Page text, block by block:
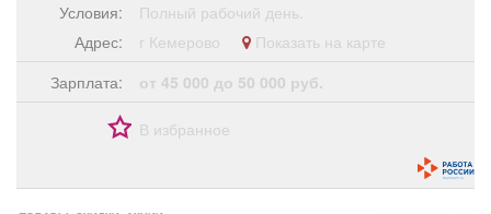
Условия:
Полный рабочий день.
Адрес:
г Кемерово
Показать на карте
Зарплата:
от 45 000 до 50 000 руб.
В избранное